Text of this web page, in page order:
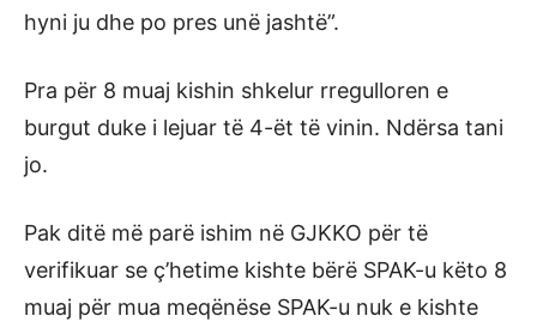
hyni ju dhe po pres unë jashtë”.
Pra për 8 muaj kishin shkelur rregulloren e
burgut duke i lejuar të 4-ët të vinin. Ndërsa tani
jo.
Pak ditë më parë ishim në GJKKO për të
verifikuar se ç’hetime kishte bërë SPAK-u këto 8
muaj për mua meqënëse SPAK-u nuk e kishte